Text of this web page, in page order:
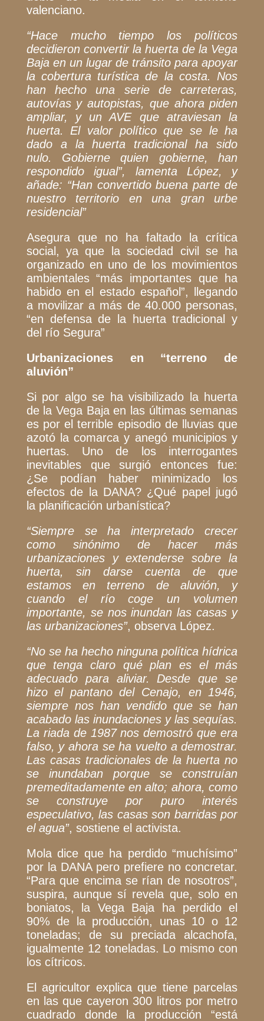
valenciano.
“Hace mucho tiempo los políticos
decidieron convertir la huerta de la Vega
Baja en un lugar de tránsito para apoyar
la cobertura turística de la costa. Nos
han hecho una serie de carreteras,
autovías y autopistas, que ahora piden
ampliar, y un AVE que atraviesan la
huerta. El valor político que se le ha
dado a la huerta tradicional ha sido
nulo. Gobierne quien gobierne, han
respondido igual”,
lamenta López, y
añade: “Han convertido buena parte de
nuestro territorio en una gran urbe
residencial”
Asegura que no ha faltado la crítica
social, ya que la sociedad civil se ha
organizado en uno de los movimientos
ambientales“más importantes que ha
habido en el estado español”, llegando
a movilizar a más de 40.000 personas,
“en defensa de la huerta tradicional y
del río Segura”
Urbanizaciones en “terreno de
aluvión”
Si por algo se ha visibilizado la huerta
de la Vega Baja en las últimas semanas
es por el terrible episodio de lluvias que
azotó la comarca y anegó municipios y
huertas. Uno de los interrogantes
inevitables que surgió entonces fue:
¿Se podían haber minimizado los
efectos de la DANA? ¿Qué papel jugó
la planificación urbanística?
“Siempre se ha interpretado crecer
como sinónimo de hacer más
urbanizaciones y extenderse sobre la
huerta, sin darse cuenta de que
estamos en terreno de aluvión, y
cuando el río coge un volumen
importante, se nos inundan las casas y
las urbanizaciones”, observa López.
“No se ha hecho ninguna política hídrica
que tenga claro qué plan es el más
adecuado para aliviar. Desde que se
hizo el pantano del Cenajo, en 1946,
siempre nos han vendido que se han
acabado las inundaciones y las sequías.
La riada de 1987 nos demostró que era
falso, y ahora se ha vuelto a demostrar.
Las casas tradicionales de la huerta no
se inundaban porque se construían
premeditadamente en alto; ahora, como
se construye por puro interés
especulativo, las casas son barridas por
el agua”, sostiene el activista.
Mola dice que ha perdido “muchísimo”
por la DANA pero prefiere no concretar.
“Para que encima se rían de nosotros”,
suspira, aunque sí revela que, solo en
boniatos, la Vega Baja ha perdido el
90% de la producción, unas 10 o 12
toneladas; de su preciada alcachofa,
igualmente 12 toneladas. Lo mismo con
los cítricos.
El agricultor explica que tiene parcelas
en las que cayeron 300 litros por metro
cuadrado donde la producción “está